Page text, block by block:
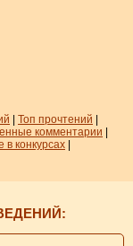
Топ прочтений
комментарии
в конкурсах